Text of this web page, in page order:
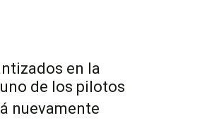
en la
de los pilotos
nuevamente